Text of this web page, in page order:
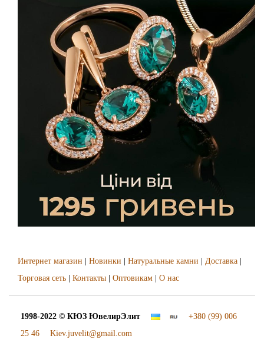
Интернет магазин Новинки Натуральные камни Доставка
Торговая сеть
Контакты Оптовикам О нас
1998-2022 © КЮЗ ЮвелирЭлит
+380 (99) 006
25 46
Kiev.juvelit@gmail.com